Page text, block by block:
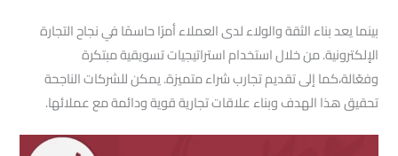
بينما يعد بناء الثقة والولاء لدى العملاء أمرًا حاسمًا في نجاح التجارة
الإلكترونية. من خلال استخدام استراتيجيات تسويقية مبتكرة
وفعّالة،كما إلى تقديم تجارب شراء متميزة. يمكن للشركات الناجحة
تحقيق هذا الهدف وبناء علاقات تجارية قوية ودائمة مع عملائها.